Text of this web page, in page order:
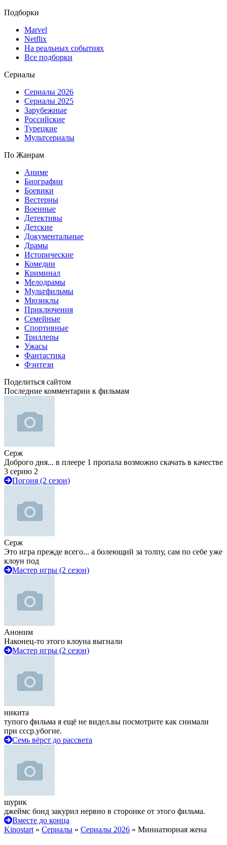
Подборки
Marvel
Netflix
На реальных событиях
Все подборки
Сериалы
Сериалы 2026
Сериалы 2025
Зарубежные
Российские
Турецкие
Мультсериалы
По Жанрам
Аниме
Биографии
Боевики
Вестерны
Военные
Детективы
Детские
Документальные
Драмы
Исторические
Комедии
Криминал
Мелодрамы
Мультфильмы
Мюзиклы
Приключения
Семейные
Спортивные
Триллеры
Ужасы
Фантастика
Фэнтези
Поделиться сайтом
Последние комментарии к фильмам
Серж
Доброго дня... в плеере 1 пропала возможно скачать в качестве
3 серию 2
Погоня (2 сезон)
Серж
Это игра прежде всего... а болеющий за толпу, сам по себе уже
клоун под
Мастер игры (2 сезон)
Аноним
Наконец-то этого клоуна выгнали
Мастер игры (2 сезон)
никита
тупого фильма я ещё не видел.вы посмотрите как снимали
при ссср.убогие.
Семь вёрст до рассвета
шурик
джеймс бонд закурил нервно в сторонке от этого фильма.
Вместе до конца
Kinostart » Сериалы » Сериалы 2026 » Миниатюрная жена